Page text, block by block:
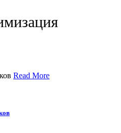
Read More